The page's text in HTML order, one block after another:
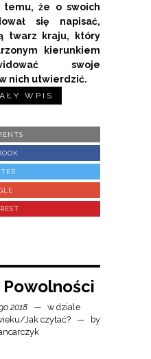
temu, że o swoich
się napisać,
twarz kraju, który
kierunkiem
swoje
nich utwierdzić.
WPIS
Powolności
2018
w dziale
/Jak czytać?
by